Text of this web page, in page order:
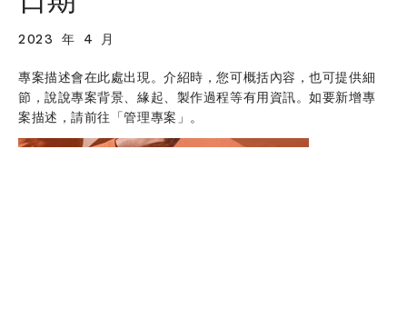
2023 年 4 月
專案描述會在此處出現。介紹時，您可概括內容，也可提供細
節，說說專案背景、緣起、製作過程等有用資訊。如要新增專
案描述，請前往「管理專案」。